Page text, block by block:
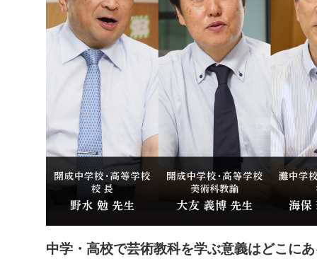
中学・高校で芸術教科を学ぶ意義はどこに